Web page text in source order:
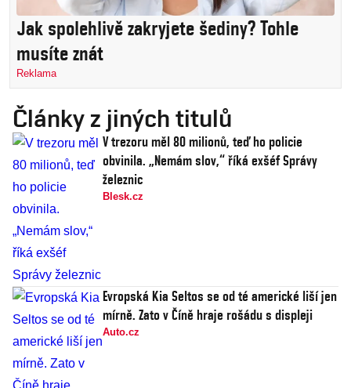
Jak spolehlivě zakryjete šediny? Tohle
musíte znát
Reklama
Články z jiných titulů
V trezoru měl 80 milionů, teď ho policie
obvinila. „Nemám slov,“ říká exšéf Správy
železnic
Blesk.cz
Evropská Kia Seltos se od té americké liší jen
mírně. Zato v Číně hraje rošádu s displeji
Auto.cz